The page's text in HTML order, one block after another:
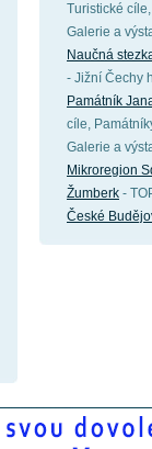
Turistické
Galerie a
Naučná
- Jižní Čechy
Památník
cíle,
Galerie a
Mikroregion
Žumberk -
České